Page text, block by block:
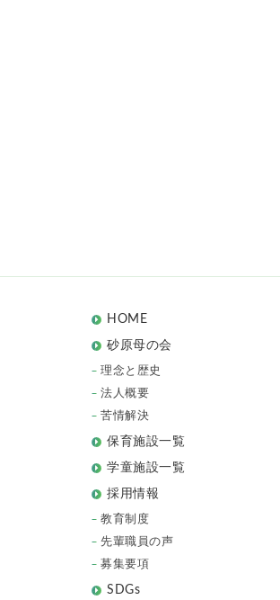
HOME
砂原母の会
理念と歴史
法人概要
苦情解決
保育施設一覧
学童施設一覧
採用情報
教育制度
先輩職員の声
募集要項
SDGs